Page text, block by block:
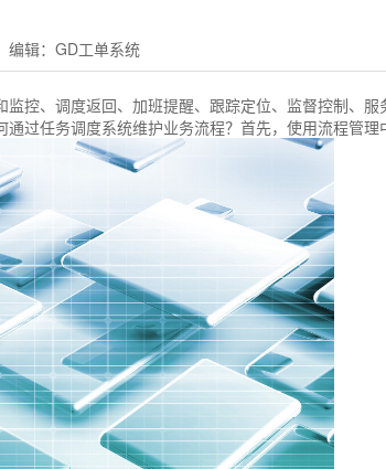
编辑：GD工单系统
控、调度返回、加班提醒、跟踪定位、监督控制、服
过任务调度系统维护业务流程？首先，使用流程管理